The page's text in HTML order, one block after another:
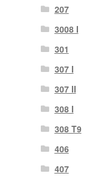
207
3008 I
301
307 I
307 II
308 I
308 T9
406
407